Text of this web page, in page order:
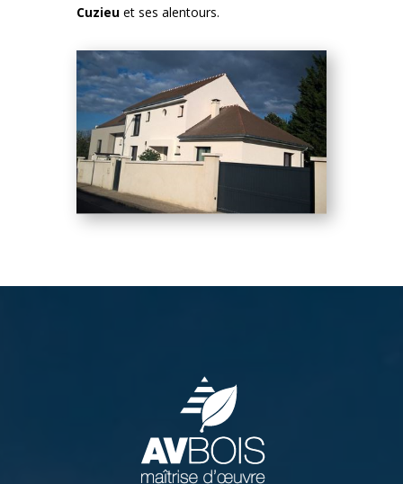
Cuzieuet ses alentours.